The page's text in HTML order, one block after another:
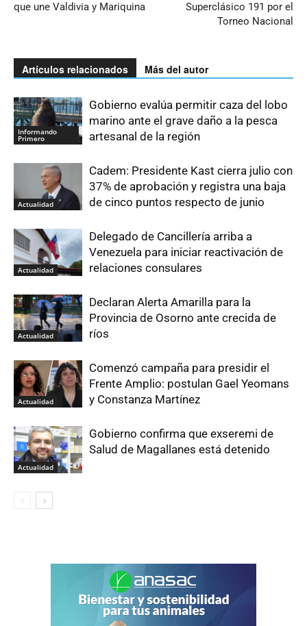
que une Valdivia y Mariquina
Superclásico 191 por el
Torneo Nacional
Artículos relacionados Más del autor
Informando
Primero
Gobierno evalúa permitir caza del lobo
marino ante el grave daño a la pesca
artesanal de la región
Actualidad
Cadem: Presidente Kast cierra julio con
37% de aprobación y registra una baja
de cinco puntos respecto de junio
Actualidad
Delegado de Cancillería arriba a
Venezuela para iniciar reactivación de
relaciones consulares
Actualidad
Declaran Alerta Amarilla para la
Provincia de Osorno ante crecida de
ríos
Actualidad
Comenzó campaña para presidir el
Frente Amplio: postulan Gael Yeomans
y Constanza Martínez
Actualidad
Gobierno confirma que exseremi de
Salud de Magallanes está detenido